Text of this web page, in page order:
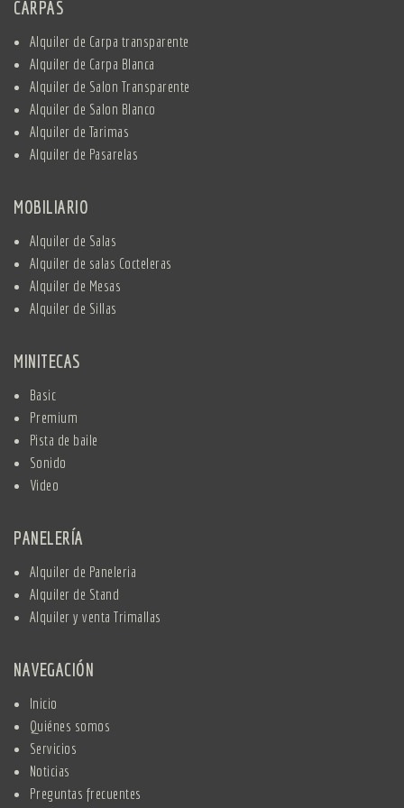
CARPAS
Alquiler de Carpa transparente
Alquiler de Carpa Blanca
Alquiler de Salon Transparente
Alquiler de Salon Blanco
Alquiler de Tarimas
Alquiler de Pasarelas
MOBILIARIO
Alquiler de Salas
Alquiler de salas Cocteleras
Alquiler de Mesas
Alquiler de Sillas
MINITECAS
Basic
Premium
Pista de baile
Sonido
Video
PANELERÍA
Alquiler de Paneleria
Alquiler de Stand
Alquiler y venta Trimallas
NAVEGACIÓN
Inicio
Quiénes somos
Servicios
Noticias
Preguntas frecuentes